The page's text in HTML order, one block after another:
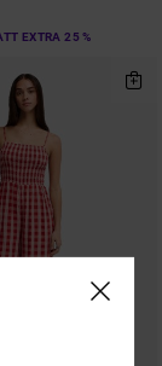
EXTRA 25 %